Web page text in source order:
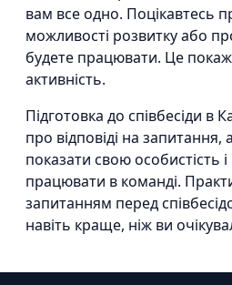
вам все одно. Поцікавтесь
можливості розвитку або
будете працювати. Це
активність.
Підготовка до співбесіди в
про відповіді на
показати свою особистість і
працювати в команді.
запитанням перед
навіть краще, ніж ви